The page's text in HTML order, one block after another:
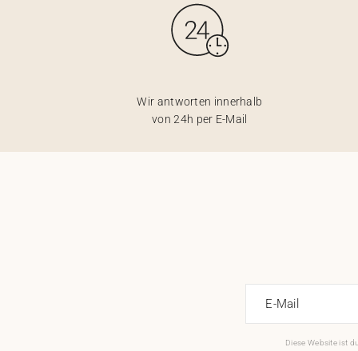
Wir antworten innerhalb
von 24h per E-Mail
E-Mail
Diese Website ist